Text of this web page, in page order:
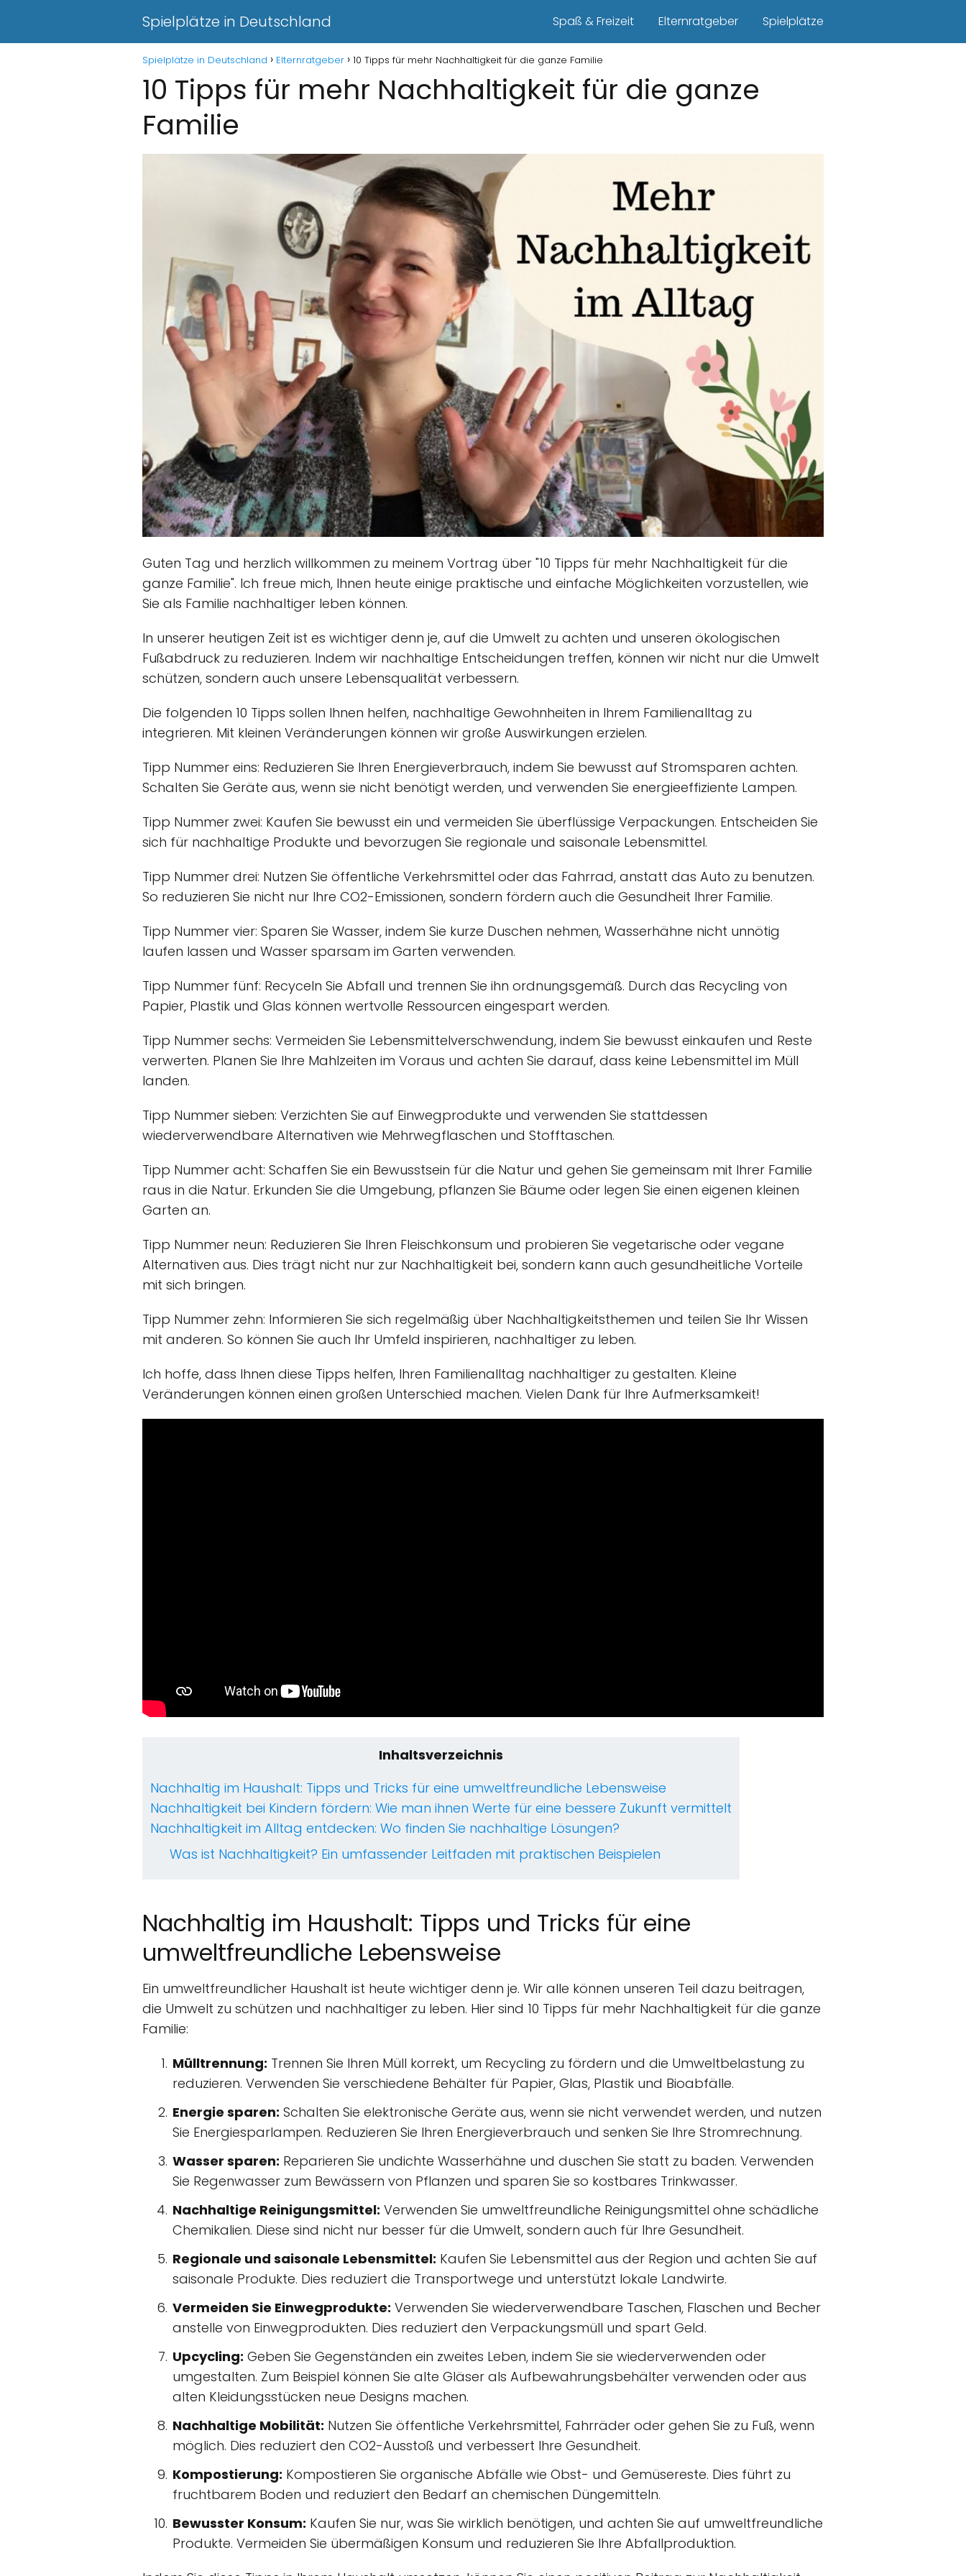
Spielplätze in Deutschland Spaß & Freizeit Elternratgeber Spielplätze
Spielplätze in Deutschland Elternratgeber 10 Tipps für mehr Nachhaltigkeit für die ganze Familie
10 Tipps für mehr Nachhaltigkeit für die ganze
Familie
Guten Tag und herzlich willkommen zu meinem Vortrag über "10 Tipps für mehr Nachhaltigkeit für die
ganze Familie". Ich freue mich, Ihnen heute einige praktische und einfache Möglichkeiten vorzustellen, wie
Sie als Familie nachhaltiger leben können.
In unserer heutigen Zeit ist es wichtiger denn je, auf die Umwelt zu achten und unseren ökologischen
Fußabdruck zu reduzieren. Indem wir nachhaltige Entscheidungen treffen, können wir nicht nur die Umwelt
schützen, sondern auch unsere Lebensqualität verbessern.
Die folgenden 10 Tipps sollen Ihnen helfen, nachhaltige Gewohnheiten in Ihrem Familienalltag zu
integrieren. Mit kleinen Veränderungen können wir große Auswirkungen erzielen.
Tipp Nummer eins: Reduzieren Sie Ihren Energieverbrauch, indem Sie bewusst auf Stromsparen achten.
Schalten Sie Geräte aus, wenn sie nicht benötigt werden, und verwenden Sie energieeffiziente Lampen.
Tipp Nummer zwei: Kaufen Sie bewusst ein und vermeiden Sie überflüssige Verpackungen. Entscheiden Sie
sich für nachhaltige Produkte und bevorzugen Sie regionale und saisonale Lebensmittel.
Tipp Nummer drei: Nutzen Sie öffentliche Verkehrsmittel oder das Fahrrad, anstatt das Auto zu benutzen.
So reduzieren Sie nicht nur Ihre CO2-Emissionen, sondern fördern auch die Gesundheit Ihrer Familie.
Tipp Nummer vier: Sparen Sie Wasser, indem Sie kurze Duschen nehmen, Wasserhähne nicht unnötig
laufen lassen und Wasser sparsam im Garten verwenden.
Tipp Nummer fünf: Recyceln Sie Abfall und trennen Sie ihn ordnungsgemäß. Durch das Recycling von
Papier, Plastik und Glas können wertvolle Ressourcen eingespart werden.
Tipp Nummer sechs: Vermeiden Sie Lebensmittelverschwendung, indem Sie bewusst einkaufen und Reste
verwerten. Planen Sie Ihre Mahlzeiten im Voraus und achten Sie darauf, dass keine Lebensmittel im Müll
landen.
Tipp Nummer sieben: Verzichten Sie auf Einwegprodukte und verwenden Sie stattdessen
wiederverwendbare Alternativen wie Mehrwegflaschen und Stofftaschen.
Tipp Nummer acht: Schaffen Sie ein Bewusstsein für die Natur und gehen Sie gemeinsam mit Ihrer Familie
raus in die Natur. Erkunden Sie die Umgebung, pflanzen Sie Bäume oder legen Sie einen eigenen kleinen
Garten an.
Tipp Nummer neun: Reduzieren Sie Ihren Fleischkonsum und probieren Sie vegetarische oder vegane
Alternativen aus. Dies trägt nicht nur zur Nachhaltigkeit bei, sondern kann auch gesundheitliche Vorteile
mit sich bringen.
Tipp Nummer zehn: Informieren Sie sich regelmäßig über Nachhaltigkeitsthemen und teilen Sie Ihr Wissen
mit anderen. So können Sie auch Ihr Umfeld inspirieren, nachhaltiger zu leben.
Ich hoffe, dass Ihnen diese Tipps helfen, Ihren Familienalltag nachhaltiger zu gestalten. Kleine
Veränderungen können einen großen Unterschied machen. Vielen Dank für Ihre Aufmerksamkeit!
Inhaltsverzeichnis
Nachhaltig im Haushalt: Tipps und Tricks für eine umweltfreundliche Lebensweise
Nachhaltigkeit bei Kindern fördern: Wie man ihnen Werte für eine bessere Zukunft vermittelt
Nachhaltigkeit im Alltag entdecken: Wo finden Sie nachhaltige Lösungen?
Was ist Nachhaltigkeit? Ein umfassender Leitfaden mit praktischen Beispielen
Nachhaltig im Haushalt: Tipps und Tricks für eine
umweltfreundliche Lebensweise
Ein umweltfreundlicher Haushalt ist heute wichtiger denn je. Wir alle können unseren Teil dazu beitragen,
die Umwelt zu schützen und nachhaltiger zu leben. Hier sind 10 Tipps für mehr Nachhaltigkeit für die ganze
Familie:
Mülltrennung: Trennen Sie Ihren Müll korrekt, um Recycling zu fördern und die Umweltbelastung zu
reduzieren. Verwenden Sie verschiedene Behälter für Papier, Glas, Plastik und Bioabfälle.
Energie sparen: Schalten Sie elektronische Geräte aus, wenn sie nicht verwendet werden, und nutzen
Sie Energiesparlampen. Reduzieren Sie Ihren Energieverbrauch und senken Sie Ihre Stromrechnung.
Wasser sparen: Reparieren Sie undichte Wasserhähne und duschen Sie statt zu baden. Verwenden
Sie Regenwasser zum Bewässern von Pflanzen und sparen Sie so kostbares Trinkwasser.
Nachhaltige Reinigungsmittel: Verwenden Sie umweltfreundliche Reinigungsmittel ohne schädliche
Chemikalien. Diese sind nicht nur besser für die Umwelt, sondern auch für Ihre Gesundheit.
Regionale und saisonale Lebensmittel: Kaufen Sie Lebensmittel aus der Region und achten Sie auf
saisonale Produkte. Dies reduziert die Transportwege und unterstützt lokale Landwirte.
Vermeiden Sie Einwegprodukte: Verwenden Sie wiederverwendbare Taschen, Flaschen und Becher
anstelle von Einwegprodukten. Dies reduziert den Verpackungsmüll und spart Geld.
Upcycling: Geben Sie Gegenständen ein zweites Leben, indem Sie sie wiederverwenden oder
umgestalten. Zum Beispiel können Sie alte Gläser als Aufbewahrungsbehälter verwenden oder aus
alten Kleidungsstücken neue Designs machen.
Nachhaltige Mobilität: Nutzen Sie öffentliche Verkehrsmittel, Fahrräder oder gehen Sie zu Fuß, wenn
möglich. Dies reduziert den CO2-Ausstoß und verbessert Ihre Gesundheit.
Kompostierung: Kompostieren Sie organische Abfälle wie Obst- und Gemüsereste. Dies führt zu
fruchtbarem Boden und reduziert den Bedarf an chemischen Düngemitteln.
Bewusster Konsum: Kaufen Sie nur, was Sie wirklich benötigen, und achten Sie auf umweltfreundliche
Produkte. Vermeiden Sie übermäßigen Konsum und reduzieren Sie Ihre Abfallproduktion.